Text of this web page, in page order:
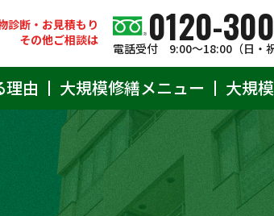
診断・お見積もり
その他ご相談は
0120-
電話受付 9:00〜18:00（日・祝
理由 大規模修繕メニュー 大規